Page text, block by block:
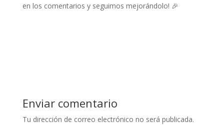
en los comentarios y seguimos mejorándolo! 🎉
Enviar comentario
Tu dirección de correo electrónico no será publicada.